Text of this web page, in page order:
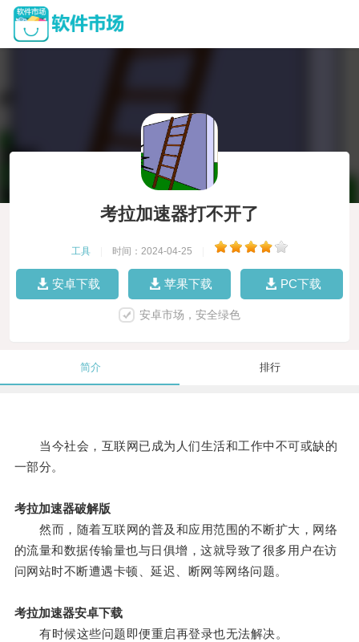
考拉加速器打不开了
工具 时间：2024-04-25
安卓下载 苹果下载 PC下载
安卓市场，安全绿色
简介 排行
当今社会，互联网已成为人们生活和工作中不可或缺的
一部分。
考拉加速器破解版
然而，随着互联网的普及和应用范围的不断扩大，网络
的流量和数据传输量也与日俱增，这就导致了很多用户在访
问网站时不断遭遇卡顿、延迟、断网等网络问题。
考拉加速器安卓下载
有时候这些问题即便重启再登录也无法解决。